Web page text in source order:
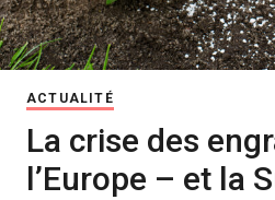
ACTUALITÉ
La crise des
l’Europe – et la